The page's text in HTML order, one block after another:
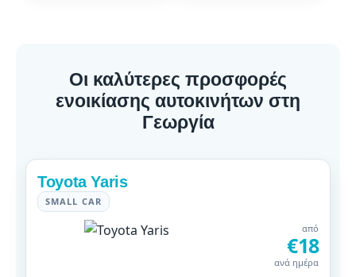
Οι καλύτερες προσφορές
ενοικίασης αυτοκινήτων στη
Γεωργία
Toyota Yaris
SMALL CAR
από
€18
ανά ημέρα